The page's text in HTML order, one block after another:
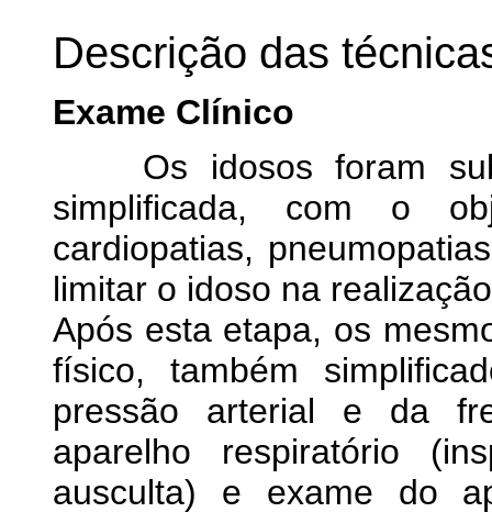
Descrição das
Exame Clínico
Os idosos foram
simplificada, com o
cardiopatias,
limitar o idoso na
Após esta etapa, os
físico, também
pressão arterial e da
aparelho respiratório
ausculta) e exame do